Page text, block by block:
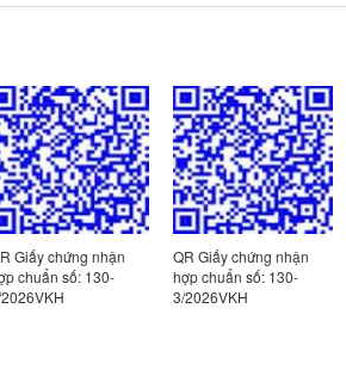
Giấy chứng nhận
chuẩn số: 130-
QR Giấy chứng nhận
hợp chuẩn số: 130-
3/2026VKH